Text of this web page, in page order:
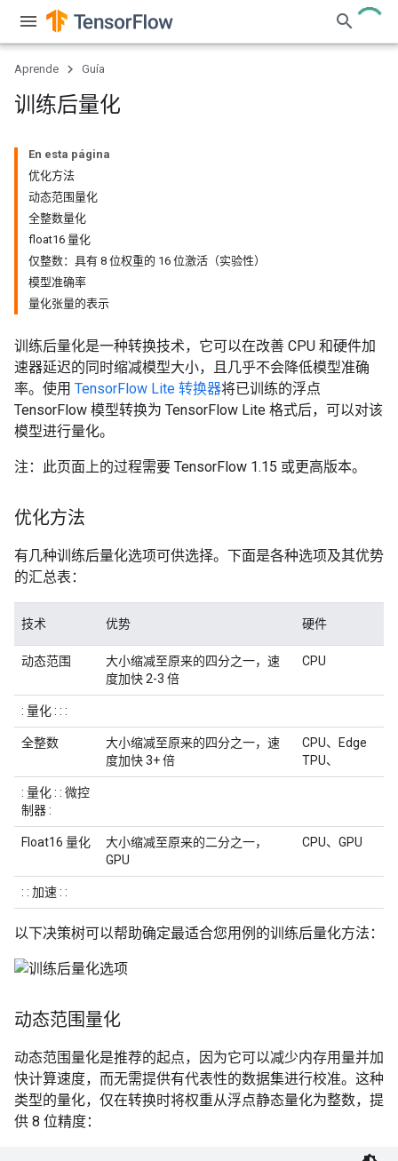
Aprende Guía
训练后量化
En esta página
优化方法
动态范围量化
全整数量化
float16 量化
仅整数：具有 8 位权重的 16 位激活（实验性）
模型准确率
量化张量的表示
训练后量化是一种转换技术，它可以在改善 CPU 和硬件加
速器延迟的同时缩减模型大小，且几乎不会降低模型准确
率。使用 TensorFlow Lite 转换器将已训练的浮点
TensorFlow 模型转换为 TensorFlow Lite 格式后，可以对该
模型进行量化。
注：此页面上的过程需要 TensorFlow 1.15 或更高版本。
优化方法
有几种训练后量化选项可供选择。下面是各种选项及其优势
的汇总表：
技术 优势 硬件
动态范围
大小缩减至原来的四分之一，速
度加快 2-3 倍
CPU
: 量化 : : :
全整数
大小缩减至原来的四分之一，速
度加快 3+ 倍
CPU、Edge
TPU、
: 量化 : : 微控
制器 :
Float16 量化
大小缩减至原来的二分之一，
GPU
CPU、GPU
: : 加速 : :
以下决策树可以帮助确定最适合您用例的训练后量化方法：
动态范围量化
动态范围量化是推荐的起点，因为它可以减少内存用量并加
快计算速度，而无需提供有代表性的数据集进行校准。这种
类型的量化，仅在转换时将权重从浮点静态量化为整数，提
供 8 位精度：